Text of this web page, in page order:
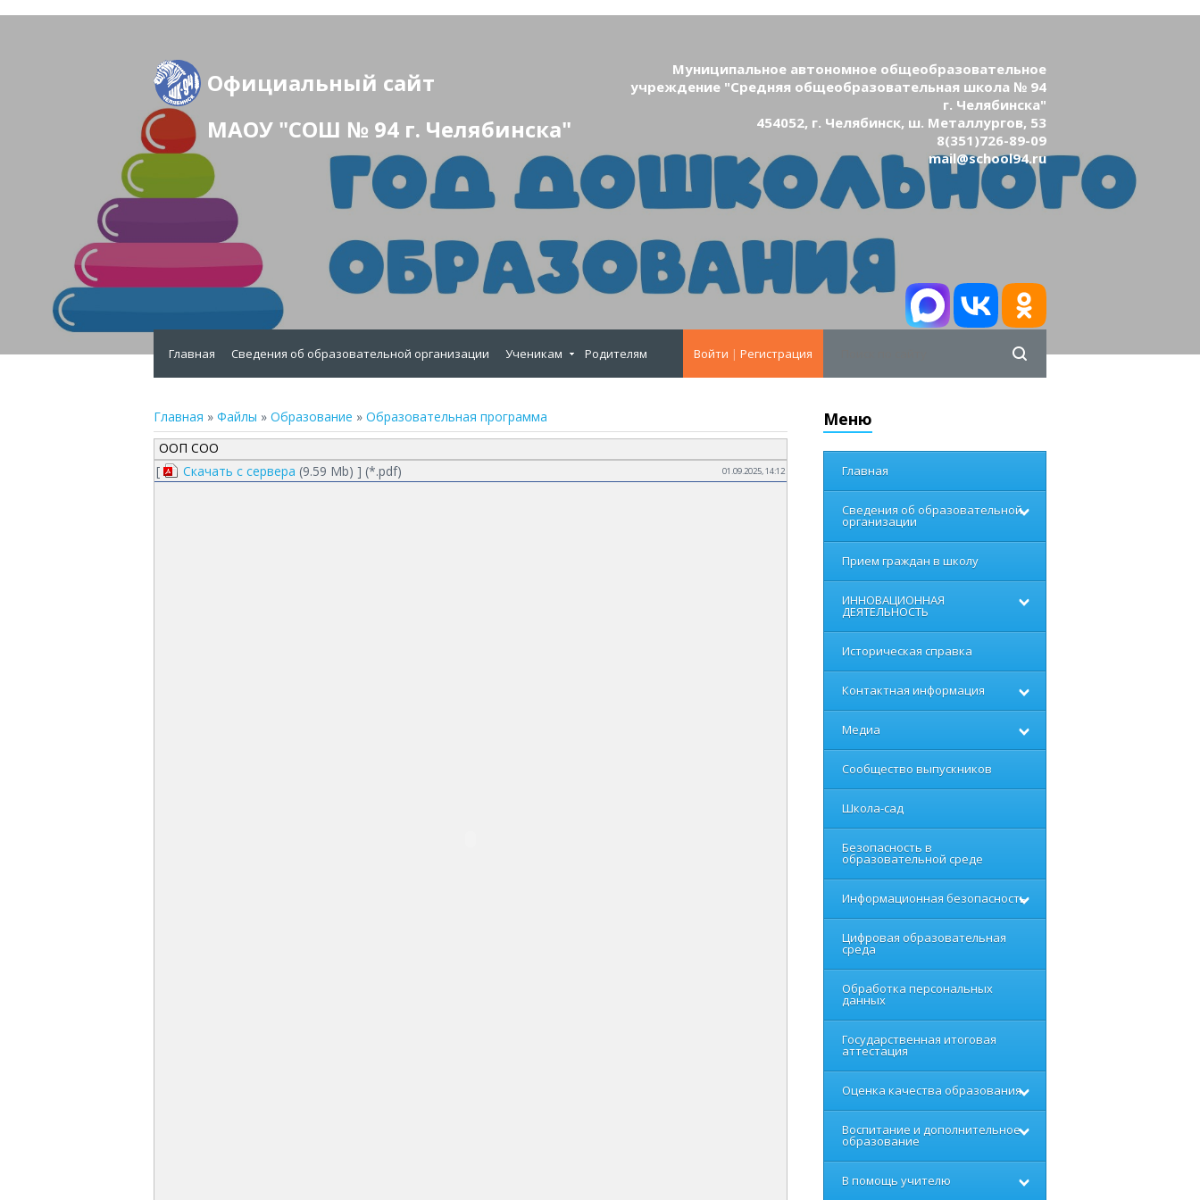
Официальный сайт
МАОУ "СОШ № 94 г. Челябинска"
Муниципальное автономное общеобразовательное
учреждение "Средняя общеобразовательная школа № 94
г. Челябинска"
454052, г. Челябинск, ш. Металлургов, 53
8(351)726-89-09
mail@school94.ru
Войти | Регистрация
Главная Сведения об образовательной организации Ученикам Родителям
Главная » Файлы » Образование » Образовательная программа
ООП СОО
[
Скачать с сервера (9.59 Mb) ] (*.pdf) 01.09.2025, 14:12
Меню
Главная
Сведения об образовательной
организации
Прием граждан в школу
ИННОВАЦИОННАЯ
ДЕЯТЕЛЬНОСТЬ
Историческая справка
Контактная информация
Медиа
Сообщество выпускников
Школа-сад
Безопасность в
образовательной среде
Информационная безопасность
Цифровая образовательная
среда
Обработка персональных
данных
Государственная итоговая
аттестация
Оценка качества образования
Воспитание и дополнительное
образование
В помощь учителю